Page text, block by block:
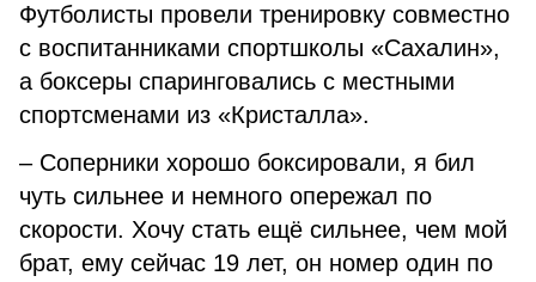
Футболисты провели тренировку совместно
с воспитанниками спортшколы «Сахалин»,
а боксеры спаринговались с местными
спортсменами из «Кристалла».
– Соперники хорошо боксировали, я бил
чуть сильнее и немного опережал по
скорости. Хочу стать ещё сильнее, чем мой
брат, ему сейчас 19 лет, он номер один по